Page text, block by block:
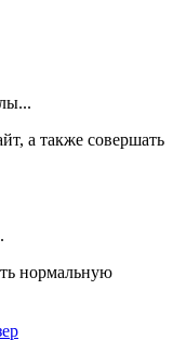
а также совершать
нормальную